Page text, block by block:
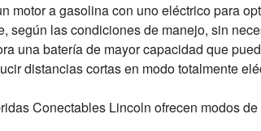
motor a gasolina con uno eléctrico para
según las condiciones de manejo, sin
una batería de mayor capacidad que
distancias cortas en modo totalmente
Conectables Lincoln ofrecen modos